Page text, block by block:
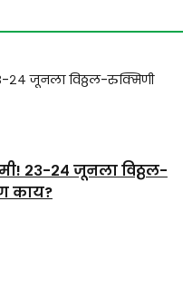
२३-२४ जूनला विठ्ठल-
काय?